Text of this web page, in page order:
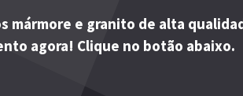
mármore e granito de alta
agora! Clique no botão abaixo.